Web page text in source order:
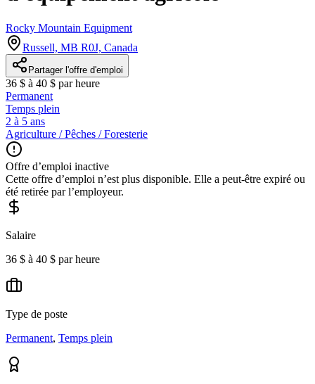
Rocky Mountain Equipment
Russell, MB R0J, Canada
Partager l'offre d'emploi
36 $ à 40 $ par heure
Permanent
Temps plein
2 à 5 ans
Agriculture / Pêches / Foresterie
Offre d’emploi inactive
Cette offre d’emploi n’est plus disponible. Elle a peut-être expiré ou
été retirée par l’employeur.
Salaire
36 $ à 40 $ par heure
Type de poste
Permanent, Temps plein